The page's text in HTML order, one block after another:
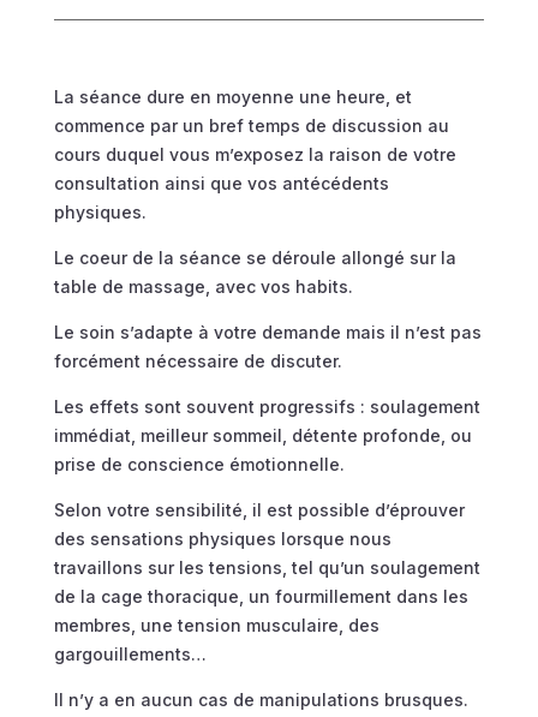
La séance dure en moyenne une heure, et
commence par un bref temps de discussion au
cours duquel vous m’exposez la raison de votre
consultation ainsi que vos antécédents
physiques.
Le coeur de la séance se déroule allongé sur la
table de massage, avec vos habits.
Le soin s’adapte à votre demande mais il n’est pas
forcément nécessaire de discuter.
Les effets sont souvent progressifs : soulagement
immédiat, meilleur sommeil, détente profonde, ou
prise de conscience émotionnelle.
Selon votre sensibilité, il est possible d’éprouver
des sensations physiques lorsque nous
travaillons sur les tensions, tel qu’un soulagement
de la cage thoracique, un fourmillement dans les
membres, une tension musculaire, des
gargouillements…
Il n’y a en aucun cas de manipulations brusques.